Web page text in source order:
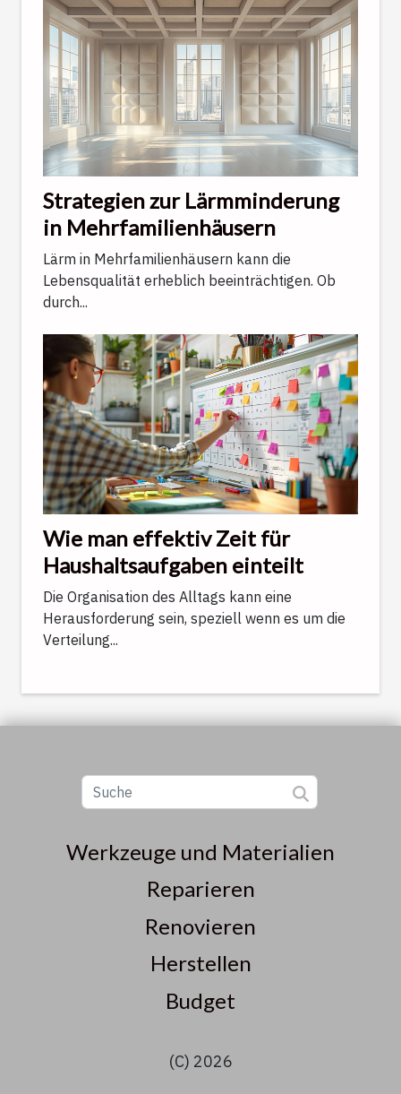
Strategien zur Lärmminderung
in Mehrfamilienhäusern
Lärm in Mehrfamilienhäusern kann die
Lebensqualität erheblich beeinträchtigen. Ob
durch...
Wie man effektiv Zeit für
Haushaltsaufgaben einteilt
Die Organisation des Alltags kann eine
Herausforderung sein, speziell wenn es um die
Verteilung...
Werkzeuge und Materialien
Reparieren
Renovieren
Herstellen
Budget
(C) 2026